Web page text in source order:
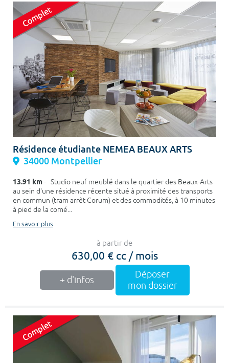
Résidence étudiante NEMEA BEAUX ARTS
34000 Montpellier
13.91 km- Studio neuf meublé dans le quartier des Beaux-Arts
au sein d'une résidence récente situé à proximité des transports
en commun (tram arrêt Corum) et des commodités, à 10 minutes
à pied de la comé...
En savoir plus
à partir de
630,00 € cc / mois
+ d'infos
Déposer
mon dossier